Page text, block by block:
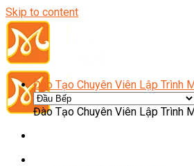
Skip to content
Đào Tạo Chuyên Viên Lập Trình
Đào Tạo Chuyên Viên Lập Trình